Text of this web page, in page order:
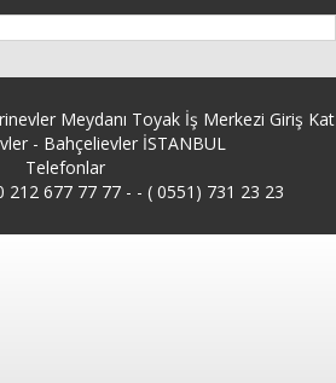
Meydanı Toyak İş Merkezi Giriş Kat
- Bahçelievler İSTANBUL
Telefonlar
212 677 77 77 - - ( 0551) 731 23 23